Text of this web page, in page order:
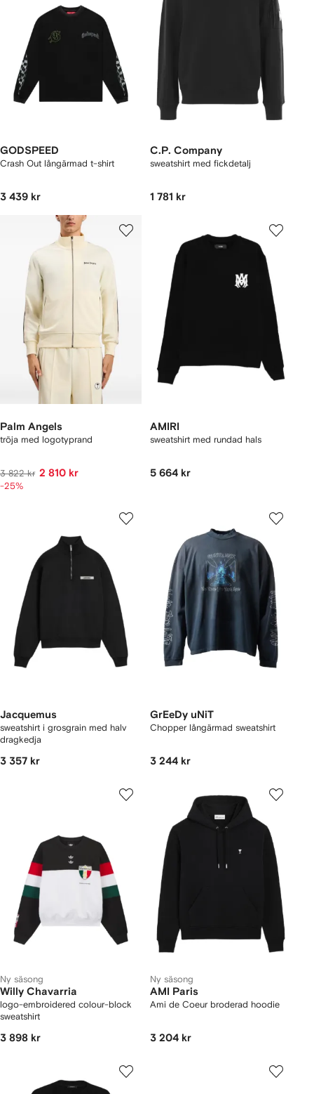
GODSPEED
Crash Out långärmad t-shirt
3 439 kr
C.P. Company
sweatshirt med fickdetalj
1 781 kr
Palm Angels
tröja med logotyprand
3 822 kr 2 810 kr
-25%
AMIRI
sweatshirt med rundad hals
5 664 kr
Jacquemus
sweatshirt i grosgrain med halv
dragkedja
3 357 kr
GrEeDy uNiT
Chopper långärmad sweatshirt
3 244 kr
Ny säsong
Willy Chavarria
logo-embroidered colour-block
sweatshirt
3 898 kr
Ny säsong
AMI Paris
Ami de Coeur broderad hoodie
3 204 kr